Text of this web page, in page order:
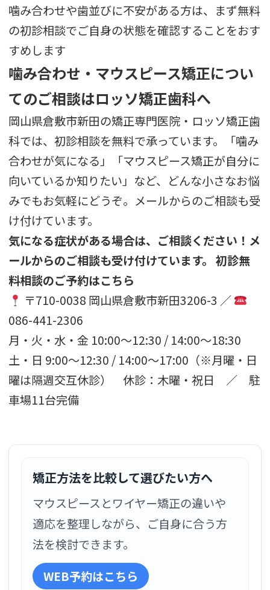
噛み合わせや歯並びに不安がある方は、まず無料
の初診相談でご自身の状態を確認することをおす
すめします
噛み合わせ・マウスピース矯正につい
てのご相談はロッソ矯正歯科へ
岡山県倉敷市新田の矯正専門医院・ロッソ矯正歯
科では、初診相談を無料で承っています。「噛み
合わせが気になる」「マウスピース矯正が自分に
向いているか知りたい」など、どんな小さなお悩
みでもお気軽にどうぞ。メールからのご相談も受
け付けています。
気になる症状がある場合は、ご相談ください ！メ
ールからのご相談も受け付けています。 初診無
料相談のご予約はこちら
〒710-0038 岡山県倉敷市新田3206-3 ／
086-441-2306
月・火・水・金 10:00〜12:30 / 14:00〜18:30
土・日 9:00〜12:30 / 14:00〜17:00（※月曜・日
曜は隔週交互休診） 休診：木曜・祝日 ／ 駐
車場11台完備
矯正方法を比較して選びたい方へ
マウスピースとワイヤー矯正の違いや
適応を整理しながら、ご自身に合う方
法を検討できます。
WEB予約はこちら